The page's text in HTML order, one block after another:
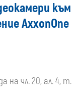
към
AxxonOne
на чл. 20, ал. 4, т.